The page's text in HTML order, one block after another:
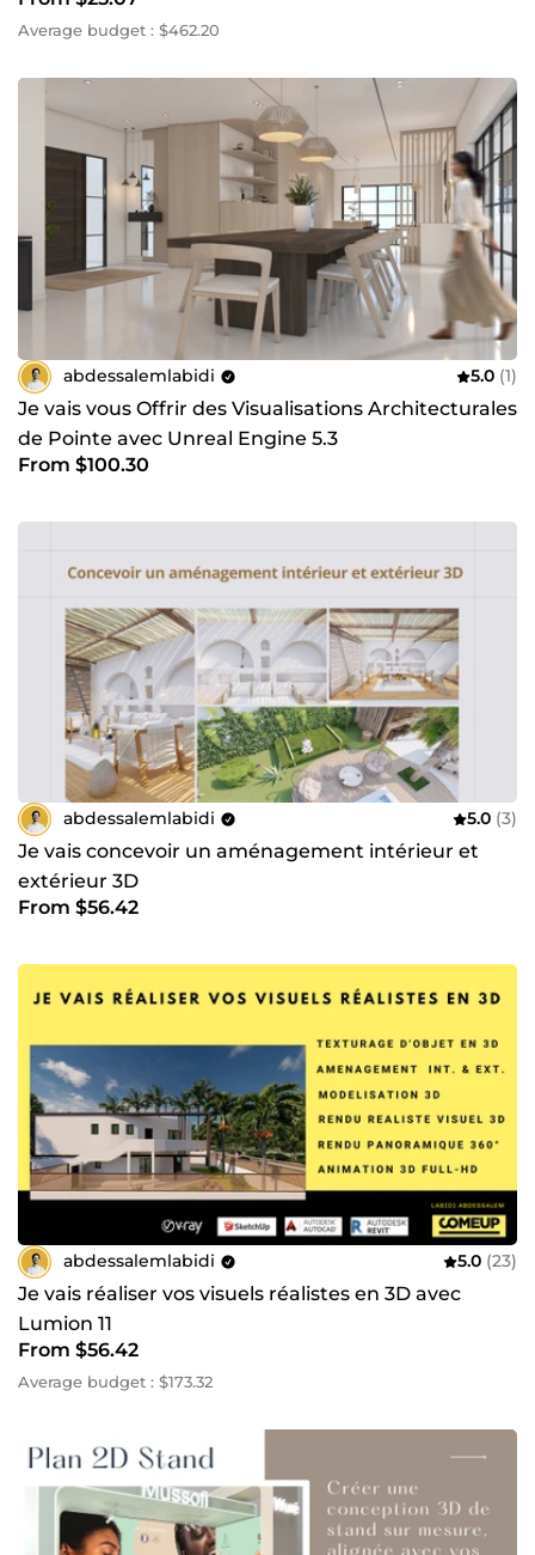
Average budget : $462.20
abdessalemlabidi 5.0 (1)
Je vais vous Offrir des Visualisations Architecturales
de Pointe avec Unreal Engine 5.3
From $100.30
abdessalemlabidi 5.0 (3)
Je vais concevoir un aménagement intérieur et
extérieur 3D
From $56.42
abdessalemlabidi 5.0 (23)
Je vais réaliser vos visuels réalistes en 3D avec
Lumion 11
From $56.42
Average budget : $173.32